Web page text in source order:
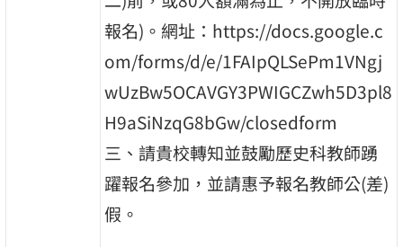
報名)。網址：https://docs.google.c
om/forms/d/e/1FAIpQLSePm1VNgj
wUzBw5OCAVGY3PWIGCZwh5D3pl8
H9aSiNzqG8bGw/closedform
三、請貴校轉知並鼓勵歷史科教師踴
躍報名參加，並請惠予報名教師公(差)
假。